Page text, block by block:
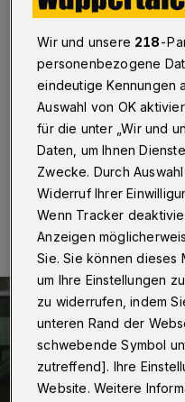
Wuppertal·Kurt von
Bundesverdienstkreuz
Wuppertals
übergab ihm die
2024) im Rahmen einer
12.06.2024 , 10:30 Uhr
Wir und unsere 218-
personenbezogene
eindeutige Kennungen
Auswahl von OK
für die unter „Wir und
Daten, um Ihnen
Zwecke. Durch
Widerruf Ihrer
Wenn Tracker
Anzeigen
Sie. Sie können dieses
um Ihre Einstellungen
zu widerrufen, indem
unteren Rand der
schwebende Symbol
zutreffend]. Ihre
Website. Weitere